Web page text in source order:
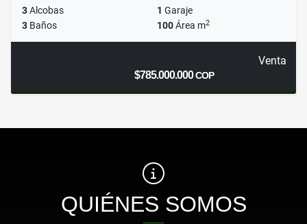
3Alcobas 1 Garaje
3 Baños 100Área m2
Venta
$785.000.000COP
QUIÉNES SOMOS